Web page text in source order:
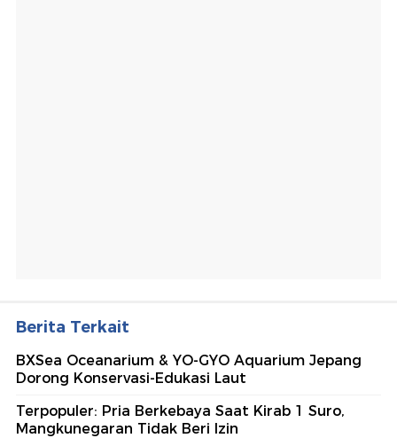
Berita Terkait
BXSea Oceanarium & YO-GYO Aquarium Jepang
Dorong Konservasi-Edukasi Laut
Terpopuler: Pria Berkebaya Saat Kirab 1 Suro,
Mangkunegaran Tidak Beri Izin